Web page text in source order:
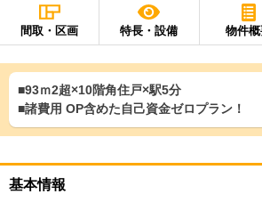
間取・区画 特長・設備 物件
■93ｍ2超×10階角住戸×駅5分
■諸費用 OP含めた自己資金ゼロプラン！
基本情報